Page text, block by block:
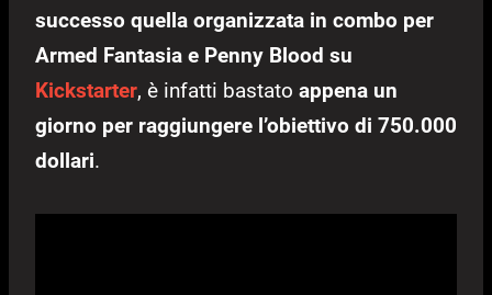
successo quella organizzata in combo per
Armed Fantasia e Penny Blood su
Kickstarter, è infatti bastato appena un
giorno per raggiungere l’obiettivo di 750.000
dollari.